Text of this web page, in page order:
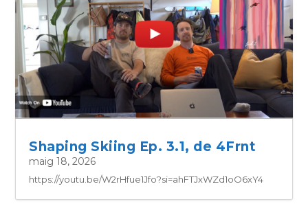
Shaping Skiing Ep. 3.1, de 4Frnt
maig 18, 2026
https://youtu.be/W2rHfue1Jfo?si=ahFTJxWZd1oO6xY4